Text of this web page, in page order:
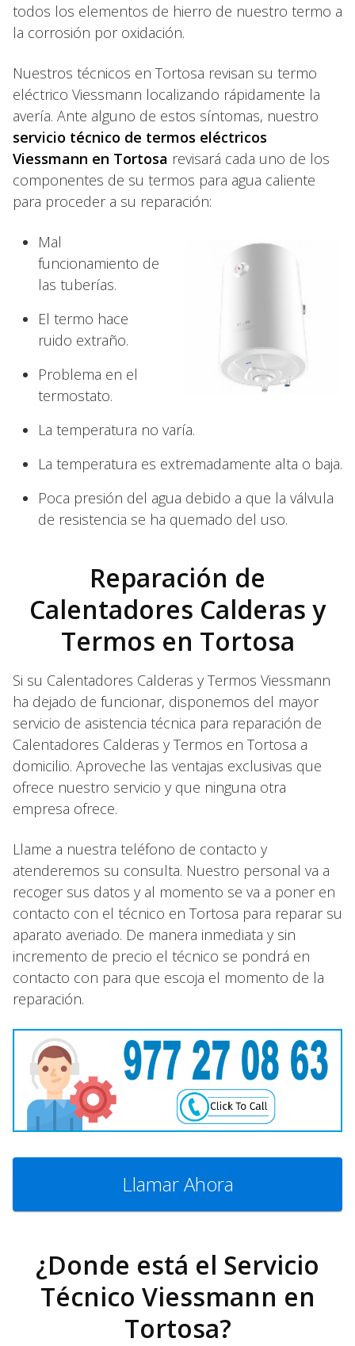
todos los elementos de hierro de nuestro termo a
la corrosión por oxidación.
Nuestros técnicos en Tortosa revisan su termo
eléctrico Viessmann localizando rápidamente la
avería. Ante alguno de estos síntomas, nuestro
servicio técnico de termos eléctricos
Viessmann en Tortosa revisará cada uno de los
componentes de su termos para agua caliente
para proceder a su reparación:
Mal
funcionamiento de
las tuberías.
El termo hace
ruido extraño.
Problema en el
termostato.
La temperatura no varía.
La temperatura es extremadamente alta o baja.
Poca presión del agua debido a que la válvula
de resistencia se ha quemado del uso.
Reparación de
Calentadores Calderas y
Termos en Tortosa
Si su Calentadores Calderas y Termos Viessmann
ha dejado de funcionar, disponemos del mayor
servicio de asistencia técnica para reparación de
Calentadores Calderas y Termos en Tortosa a
domicilio. Aproveche las ventajas exclusivas que
ofrece nuestro servicio y que ninguna otra
empresa ofrece.
Llame a nuestra teléfono de contacto y
atenderemos su consulta. Nuestro personal va a
recoger sus datos y al momento se va a poner en
contacto con el técnico en Tortosa para reparar su
aparato averiado. De manera inmediata y sin
incremento de precio el técnico se pondrá en
contacto con para que escoja el momento de la
reparación.
Llamar Ahora
¿Donde está el Servicio
Técnico Viessmann en
Tortosa?